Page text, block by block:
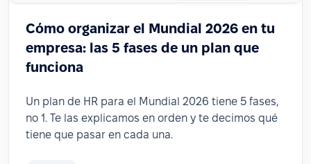
Cómo organizar el Mundial 2026 en tu
empresa: las 5 fases de un plan que
funciona
Un plan de HR para el Mundial 2026 tiene 5 fases,
no 1. Te las explicamos en orden y te decimos qué
tiene que pasar en cada una.